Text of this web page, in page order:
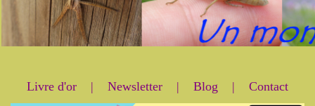
Livre d'or | Newsletter | Blog | Contact